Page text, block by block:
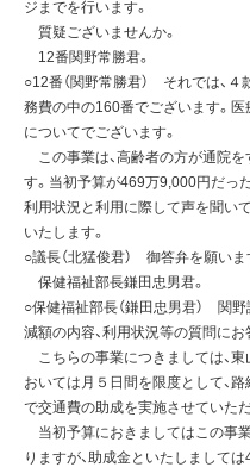
ジまでを行います。
質疑ございませんか。
12番関野常勝君。
○12番（関野常勝君） それでは、
務費の中の160番でございます。
についてでございます。
この事業は、高齢者の方が通院
す。当初予算が469万9,000円だっ
利用状況と利用に際して声を聞い
いたします。
○議長（北猛俊君） 御答弁を願いま
保健福祉部長鎌田忠男君。
○保健福祉部長（鎌田忠男君） 関
減額の内容、利用状況等の質問にお
こちらの事業につきましては、東
おいては月５日間を限度として、
で交通費の助成を実施させていた
当初予算におきましてはこの事
りますが、助成金といたしまして